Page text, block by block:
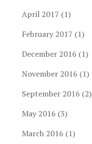
April 2017 (1)
February 2017 (1)
December 2016 (1)
November 2016 (1)
September 2016 (2)
May 2016 (3)
March 2016 (1)